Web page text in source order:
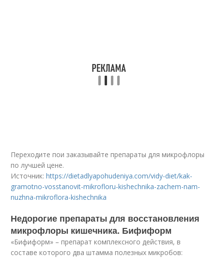
Переходите пои заказывайте препараты для микрофлоры
по лучшей цене.
Источник:https://dietadlyapohudeniya.com/vidy-diet/kak-
gramotno-vosstanovit-mikrofloru-kishechnika-zachem-nam-
nuzhna-mikroflora-kishechnika
Недорогие препараты для восстановления
микрофлоры кишечника. Бифиформ
«Бифиформ» – препарат комплексного действия, в
составе которого два штамма полезных микробов: